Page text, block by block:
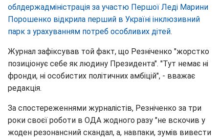
облдержадміністрація за участю Першої Леді Марини
Порошенко відкрила перший в Україні інклюзивний
парк з урахуванням потреб особливих дітей.
Журнал зафіксував той факт, що Резніченко "жорстко
позиціонує себе як людину Президента". "Тут немає ні
фронди, ні особистих політичних амбіцій", - вважає
редакція.
За спостереженнями журналістів, Резніченко за три
роки своєї роботи в ОДА жодного разу "не вскочив у
жоден резонансний скандал, а, навпаки, зумів вивести